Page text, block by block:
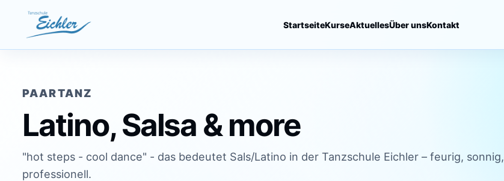
StartseiteKurseAktuellesÜber unsKontakt
PAARTANZ
Latino, Salsa & more
"hot steps - cool dance" - das bedeutet Sals/Latino in der Tanzschule Eichler – feurig, sonnig,
professionell.